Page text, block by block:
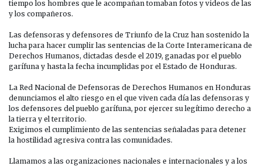
tiempo los hombres que le acompañan tomaban fotos y videos de las
y los compañeros.
Las defensoras y defensores de Triunfo de la Cruz han sostenido la
lucha para hacer cumplir las sentencias de la Corte Interamericana de
Derechos Humanos, dictadas desde el 2019, ganadas por el pueblo
garífuna y hasta la fecha incumplidas por el Estado de Honduras.
La Red Nacional de Defensoras de Derechos Humanos en Honduras
denunciamos el alto riesgo en el que viven cada día las defensoras y
los defensores del pueblo garífuna, por ejercer su legítimo derecho a
la tierra y el territorio.
Exigimos el cumplimiento de las sentencias señaladas para detener
la hostilidad agresiva contra las comunidades.
Llamamos a las organizaciones nacionales e internacionales y a los